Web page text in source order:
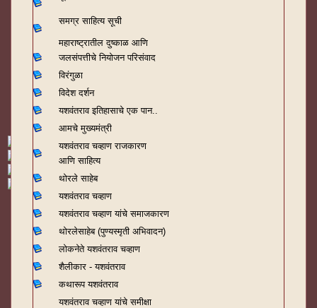
समग्र साहित्य सूची
महाराष्ट्रातील दुष्काळ आणि
जलसंपत्तीचे नियोजन परिसंवाद
विरंगुळा
विदेश दर्शन
यशवंतराव इतिहासाचे एक पान..
आमचे मुख्यमंत्री
यशवंतराव चव्हाण राजकारण
आणि साहित्य
थोरले साहेब
यशवंतराव चव्हाण
यशवंतराव चव्हाण यांचे समाजकारण
थोरलेसाहेब (पुण्यस्मृती अभिवादन)
लोकनेते यशवंतराव चव्हाण
शैलीकार - यशवंतराव
कथारूप यशवंतराव
यशवंतराव चव्हाण यांचे समीक्षा